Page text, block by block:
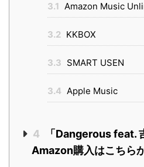
3.1 Amazon Music
3.2 KKBOX
3.3 SMART USEN
3.4 Apple Music
4
「Dangerous feat.
Amazon購入はこちら